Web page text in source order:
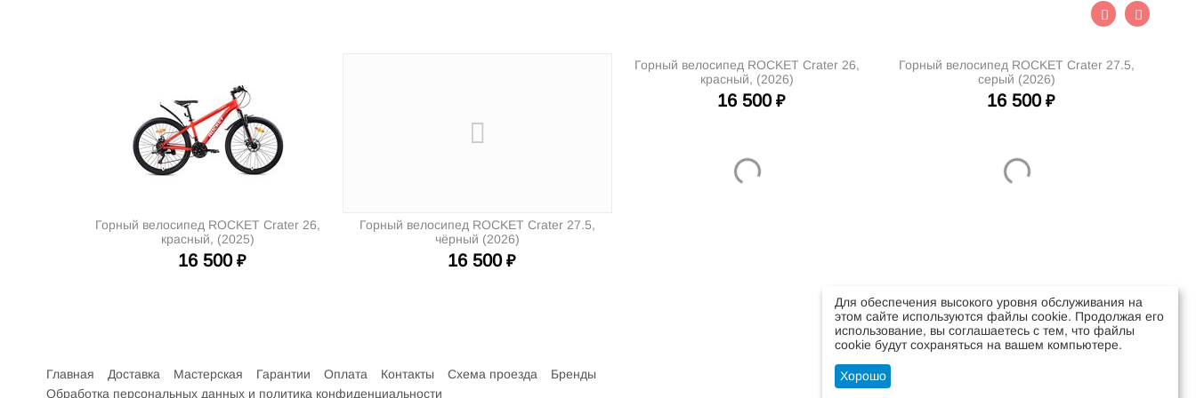
Горный велосипед ROCKET Crater 26,
красный, (2025)
16 500 ₽
Горный велосипед ROCKET Crater 27.5,
чёрный (2026)
16 500 ₽
Горный велосипед ROCKET Crater 26,
красный, (2026)
16 500 ₽
Горный велосипед ROCKET Crater 27.5,
серый (2026)
16 500 ₽
Главная
Доставка Мастерская Гарантии Оплата Контакты Схема проезда
Бренды
Обработка персональных данных и политика конфиденциальности
Для обеспечения высокого уровня обслуживания на
этом сайте используются файлы cookie. Продолжая его
использование, вы соглашаетесь с тем, что файлы
cookie будут сохраняться на вашем компьютере.
Хорошо